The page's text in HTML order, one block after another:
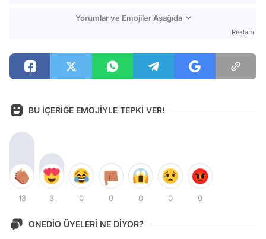
Yorumlar ve Emojiler Aşağıda
Reklam
BU İÇERİĞE EMOJİYLE TEPKİ VER!
13 3 0 0 0 0 0
ONEDİO ÜYELERİ NE DİYOR?